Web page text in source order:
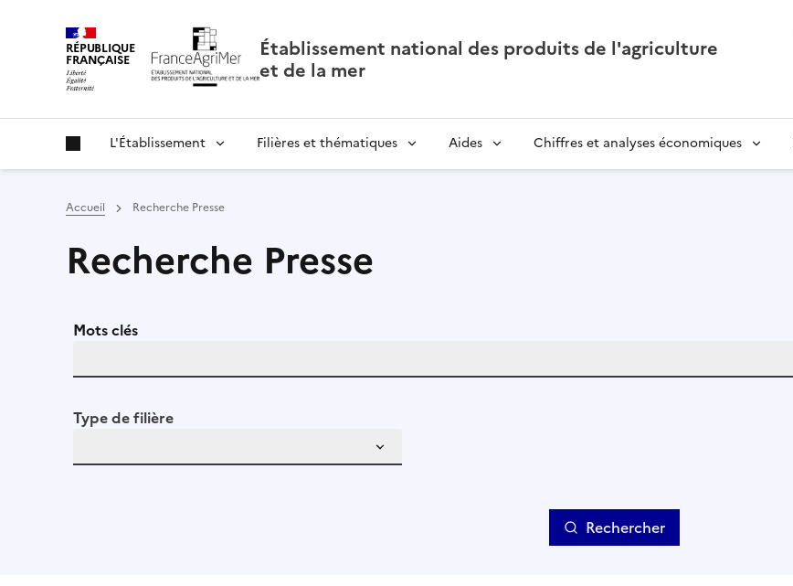
RÉPUBLIQUE
FRANÇAISE
Établissement national des produits de l'agriculture
et de la mer
L'Établissement Filières et thématiques Aides Chiffres et analyses économiques
Accueil Recherche Presse
Recherche Presse
Mots clés
Type de filière
Rechercher